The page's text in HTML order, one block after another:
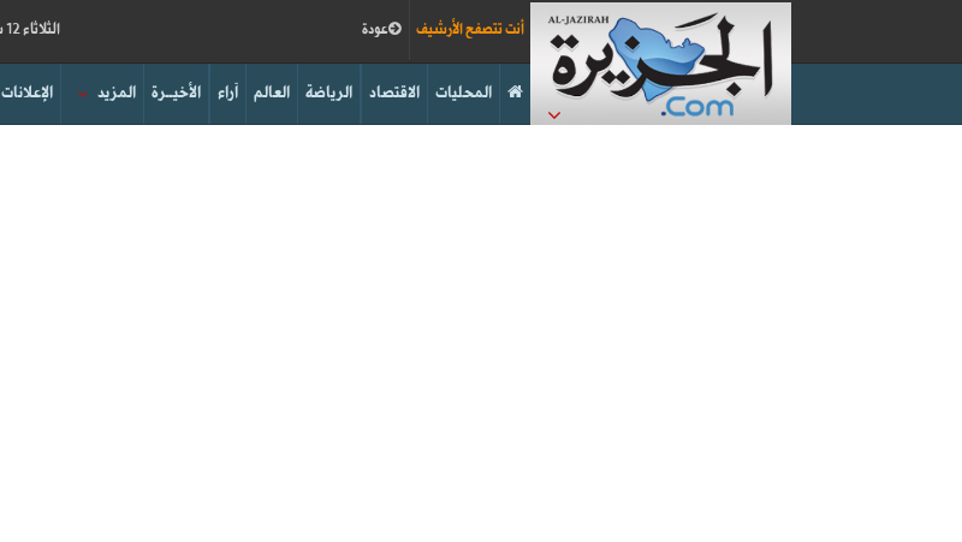
الثلاثاء 12 شوال 1447 العدد 19224 عودة أنت تتصفح الأرشيف
الإعلانات المزيد الأخيــرة آراء العالم الرياضة الاقتصاد المحليات